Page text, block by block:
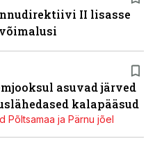
II lisasse
asuvad järved
kalapääsud
Põltsamaa ja Pärnu jõel